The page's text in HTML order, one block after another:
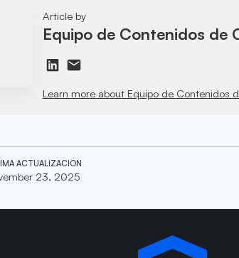
Article by
Equipo de Contenidos de
Learn more about Equipo de Contenidos
ACTUALIZACIÓN
23, 2025